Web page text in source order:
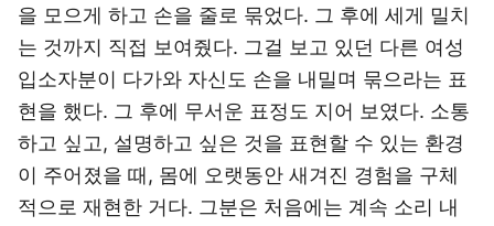
을 모으게 하고 손을 줄로 묶었다. 그 후에 세게 밀치
는 것까지 직접 보여줬다. 그걸 보고 있던 다른 여성
입소자분이 다가와 자신도 손을 내밀며 묶으라는 표
현을 했다. 그 후에 무서운 표정도 지어 보였다. 소통
하고 싶고, 설명하고 싶은 것을 표현할 수 있는 환경
이 주어졌을 때, 몸에 오랫동안 새겨진 경험을 구체
적으로 재현한 거다. 그분은 처음에는 계속 소리 내